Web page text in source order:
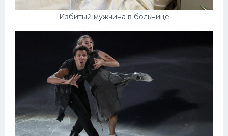
Избитый мужчина в больнице